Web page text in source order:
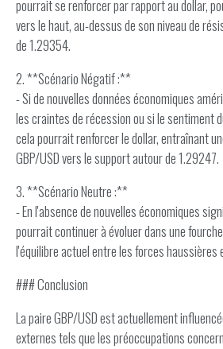
pourrait se renforcer par rapport au dollar,
vers le haut, au-dessus de son niveau de
de 1.29354.
2. **Scénario Négatif :**
- Si de nouvelles données économiques
les craintes de récession ou si le sentiment
cela pourrait renforcer le dollar, entraînant
GBP/USD vers le support autour de 1.29247.
3. **Scénario Neutre :**
- En l'absence de nouvelles économiques
pourrait continuer à évoluer dans une
l'équilibre actuel entre les forces haussières
### Conclusion
La paire GBP/USD est actuellement
externes tels que les préoccupations